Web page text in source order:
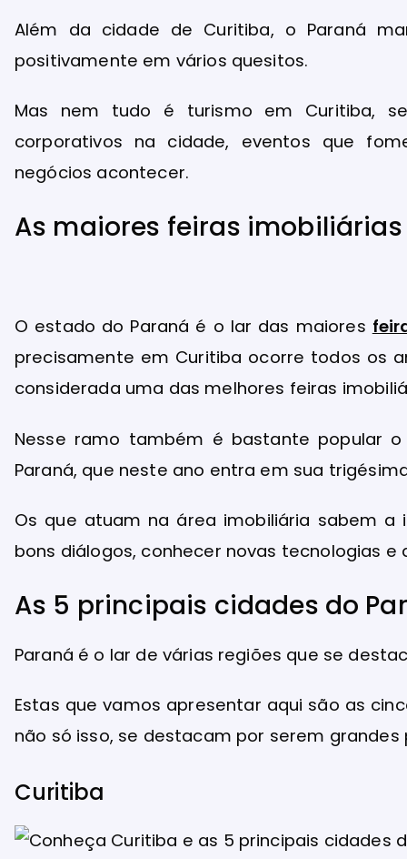
Além da cidade de Curitiba, o Paraná
positivamente em vários quesitos.
Mas nem tudo é turismo em Curitiba,
corporativos na cidade, eventos que
negócios acontecer.
As maiores feiras
O estado do Paraná é o lar das maiores
precisamente em Curitiba ocorre todos os
considerada uma das melhores feiras
Nesse ramo também é bastante popular
Paraná, que neste ano entra em sua
Os que atuam na área imobiliária sabem
bons diálogos, conhecer novas tecnologias e
As 5 principais cidades do
Paraná é o lar de várias regiões que se
Estas que vamos apresentar aqui são as
não só isso, se destacam por serem
Curitiba